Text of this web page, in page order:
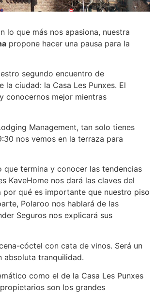
lo que más nos apasiona, nuestra
propone hacer una pausa para la
segundo encuentro de
ciudad: la Casa Les Punxes. El
conocernos mejor mientras
Management, tan solo tienes
nos vemos en la terraza para
termina y conocer las tendencias
KaveHome nos dará las claves del
qué es importante que nuestro piso
Polaroo nos hablará de las
Seguros nos explicará sus
cóctel con cata de vinos. Será un
absoluta tranquilidad.
como el de la Casa Les Punxes
son los grandes